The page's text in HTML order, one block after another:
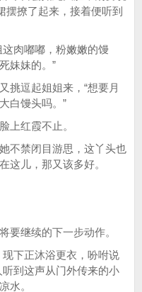
摆撩了起来，接着便听到
肉嘟嘟，粉嫩嫩的馒
妹妹的。”
挑逗起姐姐来，“想要月
白馒头吗。”
上红霞不止。
不禁闭目游思，这丫头也
这儿，那又该多好。
要继续的下一步动作。
下正沐浴更衣，吩咐说
到这声从门外传来的小
水。